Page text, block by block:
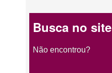
Busca no site
Não encontrou?